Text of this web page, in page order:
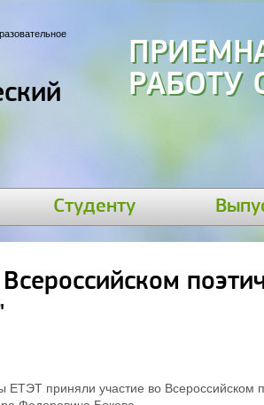
РАБОТУ
Студенту
ЕТЭТ приняли участие во Всероссийском